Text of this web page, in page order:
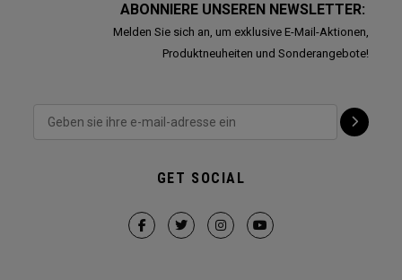
ABONNIERE UNSEREN NEWSLETTER:
Melden Sie sich an, um exklusive E-Mail-Aktionen,
Produktneuheiten und Sonderangebote!
GET SOCIAL